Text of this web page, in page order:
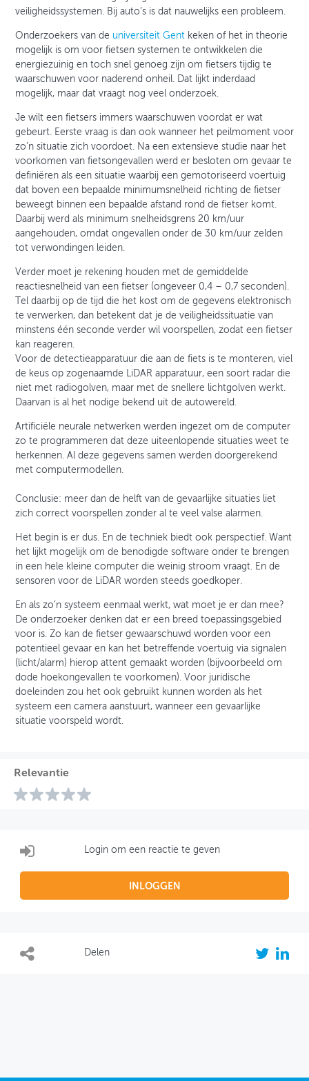
veiligheidssystemen. Bij auto’s is dat nauwelijks een probleem.
Onderzoekers van de universiteit Gent keken of het in theorie
mogelijk is om voor fietsen systemen te ontwikkelen die
energiezuinig en toch snel genoeg zijn om fietsers tijdig te
waarschuwen voor naderend onheil. Dat lijkt inderdaad
mogelijk, maar dat vraagt nog veel onderzoek.
Je wilt een fietsers immers waarschuwen voordat er wat
gebeurt. Eerste vraag is dan ook wanneer het peilmoment voor
zo’n situatie zich voordoet. Na een extensieve studie naar het
voorkomen van fietsongevallen werd er besloten om gevaar te
definiëren als een situatie waarbij een gemotoriseerd voertuig
dat boven een bepaalde minimumsnelheid richting de fietser
beweegt binnen een bepaalde afstand rond de fietser komt.
Daarbij werd als minimum snelheidsgrens 20 km/uur
aangehouden, omdat ongevallen onder de 30 km/uur zelden
tot verwondingen leiden.
Verder moet je rekening houden met de gemiddelde
reactiesnelheid van een fietser (ongeveer 0,4 – 0,7 seconden).
Tel daarbij op de tijd die het kost om de gegevens elektronisch
te verwerken, dan betekent dat je de veiligheidssituatie van
minstens één seconde verder wil voorspellen, zodat een fietser
kan reageren.
Voor de detectieapparatuur die aan de fiets is te monteren, viel
de keus op zogenaamde LiDAR apparatuur, een soort radar die
niet met radiogolven, maar met de snellere lichtgolven werkt.
Daarvan is al het nodige bekend uit de autowereld.
Artificiële neurale netwerken werden ingezet om de computer
zo te programmeren dat deze uiteenlopende situaties weet te
herkennen. Al deze gegevens samen werden doorgerekend
met computermodellen.
Conclusie: meer dan de helft van de gevaarlijke situaties liet
zich correct voorspellen zonder al te veel valse alarmen.
Het begin is er dus. En de techniek biedt ook perspectief. Want
het lijkt mogelijk om de benodigde software onder te brengen
in een hele kleine computer die weinig stroom vraagt. En de
sensoren voor de LiDAR worden steeds goedkoper.
En als zo’n systeem eenmaal werkt, wat moet je er dan mee?
De onderzoeker denken dat er een breed toepassingsgebied
voor is. Zo kan de fietser gewaarschuwd worden voor een
potentieel gevaar en kan het betreffende voertuig via signalen
(licht/alarm) hierop attent gemaakt worden (bijvoorbeeld om
dode hoekongevallen te voorkomen). Voor juridische
doeleinden zou het ook gebruikt kunnen worden als het
systeem een camera aanstuurt, wanneer een gevaarlijke
situatie voorspeld wordt.
Relevantie
Login om een reactie te geven
INLOGGEN
Delen